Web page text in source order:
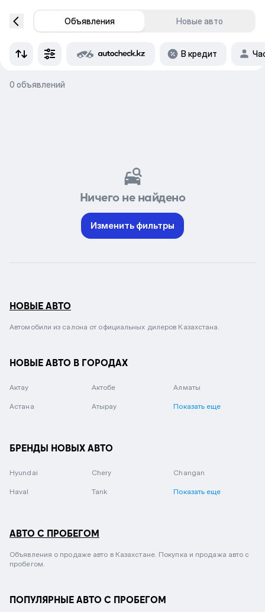
Объявления Новые авто
В кредит
0 объявлений
Ничего не найдено
Изменить фильтры
НОВЫЕ АВТО
Автомобили из салона от официальных дилеров Казахстана.
НОВЫЕ АВТО В ГОРОДАХ
Актау Актобе Алматы
Астана Атырау Показать еще
БРЕНДЫ НОВЫХ АВТО
Hyundai Chery Changan
Haval Tank Показать еще
АВТО С ПРОБЕГОМ
Объявления о продаже авто в Казахстане. Покупка и продажа авто с
пробегом.
ПОПУЛЯРНЫЕ АВТО С ПРОБЕГОМ